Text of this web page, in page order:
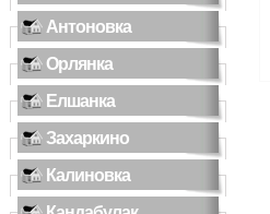
Антоновка
Орлянка
Елшанка
Захаркино
Калиновка